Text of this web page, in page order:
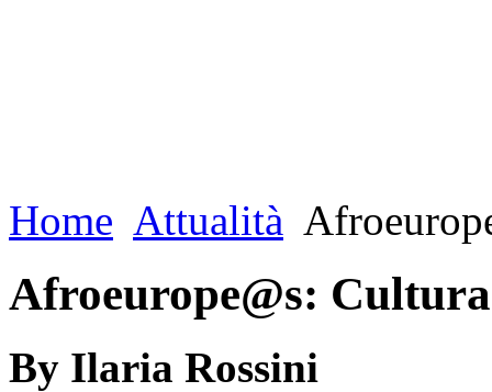
Home Attualità
Afroeurope@s:
By Ilaria Rossini